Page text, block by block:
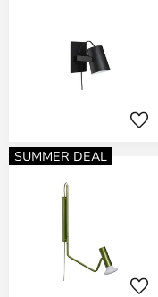
SUMMER DEAL